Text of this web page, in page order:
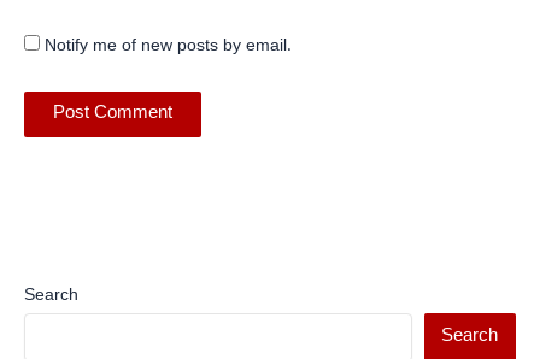
Notify me of new posts by email.
Search
Search